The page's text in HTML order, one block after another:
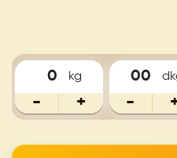
kg
- + -